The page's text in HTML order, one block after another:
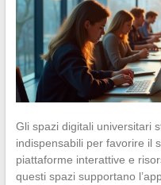
Gli spazi digitali universitari
indispensabili per favorire il
piattaforme interattive e
questi spazi supportano